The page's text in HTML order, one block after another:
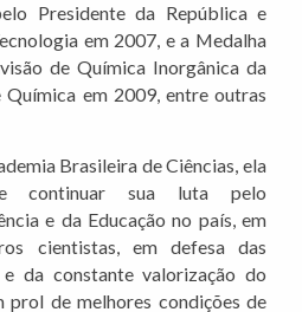
Presidente da República e
em 2007, e a Medalha
de Química Inorgânica da
Química em 2009, entre outras
Brasileira de Ciências, ela
continuar sua luta pelo
e da Educação no país, em
cientistas, em defesa das
da constante valorização do
prol de melhores condições de